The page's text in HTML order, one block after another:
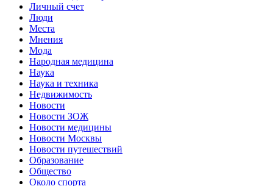
Личный счет
Люди
Места
Мнения
Мода
Народная медицина
Наука
Наука и техника
Недвижимость
Новости
Новости ЗОЖ
Новости медицины
Новости Москвы
Новости путешествий
Образование
Общество
Около спорта